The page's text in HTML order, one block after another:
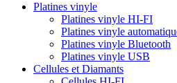
Platines vinyle
Platines vinyle HI-FI
Platines vinyle
Platines vinyle Bluetooth
Platines vinyle USB
Cellules et Diamants